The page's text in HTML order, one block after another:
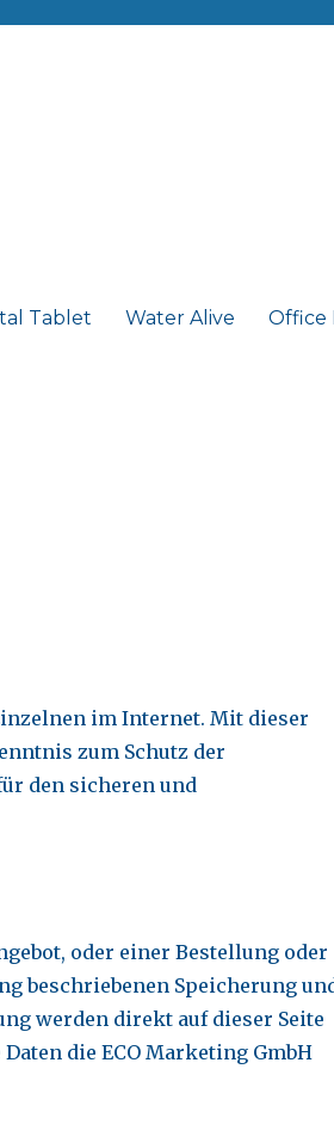
Tablet Water Alive Office
im Internet. Mit dieser
zum Schutz der
den sicheren und
oder einer Bestellung oder
beschriebenen Speicherung
werden direkt auf dieser Seite
die ECO Marketing GmbH